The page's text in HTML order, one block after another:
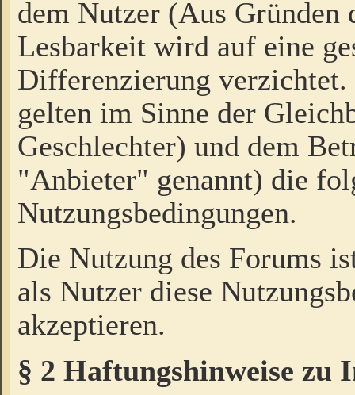
dem Nutzer (Aus Gründen
Lesbarkeit wird auf eine
Differenzierung
gelten im Sinne der
Geschlechter) und dem
"Anbieter" genannt) die
Nutzungsbedingungen.
Die Nutzung des Forums
als Nutzer diese
akzeptieren.
§ 2 Haftungshinweise zu